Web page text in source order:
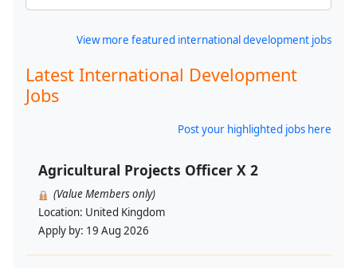
View more featured international development jobs
Latest International Development
Jobs
Post your highlighted jobs here
Agricultural Projects Officer X 2
(Value Members only)
Location: United Kingdom
Apply by: 19 Aug 2026